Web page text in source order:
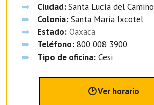
Ciudad:Santa Lucía del Camino
Colonia: Santa María Ixcotel
Estado: Oaxaca
Teléfono: 800 008 3900
Tipo de oficina: Cesi
🕑 Ver horario